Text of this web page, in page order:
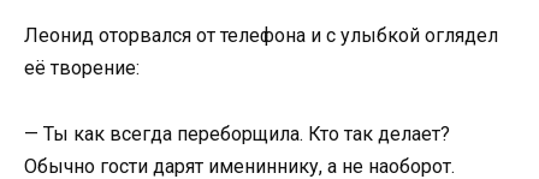
Леонид оторвался от телефона и с улыбкой оглядел
её творение:
— Ты как всегда переборщила. Кто так делает?
Обычно гости дарят имениннику, а не наоборот.